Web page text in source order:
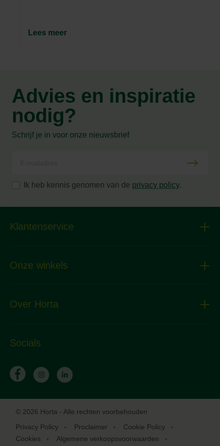
Lees meer
Advies en inspiratie
nodig?
Schrijf je in voor onze nieuwsbrief
Ik heb kennis genomen van de privacy policy.
Klantenservice
Onze winkels
Over Horta
Socials
© 2026 Horta - Alle rechten voorbehouden
Privacy Policy
Proclaimer
Cookie Policy
Cookies
Algemene verkoopsvoorwaarden